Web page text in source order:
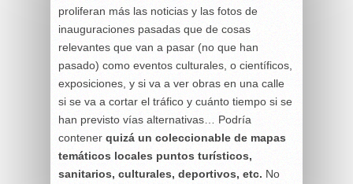
proliferan más las noticias y las fotos de
inauguraciones pasadas que de cosas
relevantes que van a pasar (no que han
pasado) como eventos culturales, o científicos,
exposiciones, y si va a ver obras en una calle
si se va a cortar el tráfico y cuánto tiempo si se
han previsto vías alternativas… Podría
contener quizá un coleccionable de mapas
temáticos locales puntos turísticos,
sanitarios, culturales, deportivos, etc. No